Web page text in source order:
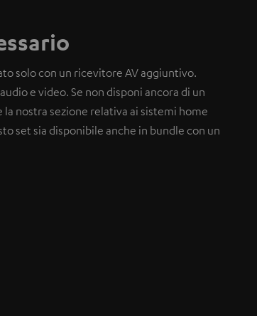
solo con un ricevitore AV aggiuntivo.
e video. Se non disponi ancora di un
nostra sezione relativa ai sistemi home
set sia disponibile anche in bundle con un